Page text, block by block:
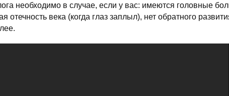
необходимо в случае, если у вас: имеются головные
отечность века (когда глаз заплыл), нет обратного